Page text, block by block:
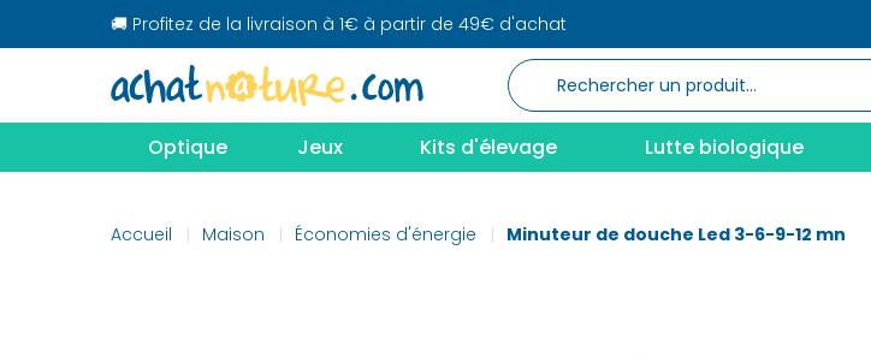
🚚 Profitez de la livraison à 1€ à partir de 49€ d'achat
Optique Jeux Kits d'élevage Lutte biologique
Accueil Maison Économies d'énergie Minuteur de douche Led 3-6-9-12 mn